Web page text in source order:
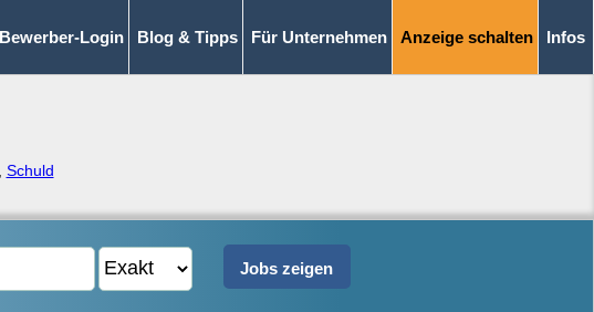
Bewerber-Login Blog & Tipps Für Unternehmen Anzeige schalten Infos
Schuld